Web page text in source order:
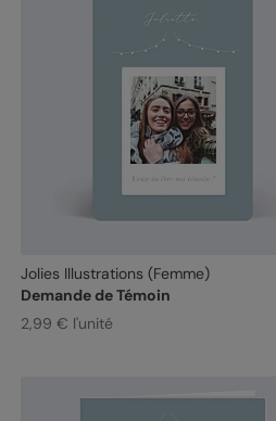
Jolies Illustrations (Femme)
Demande de Témoin
2,99 € l'unité